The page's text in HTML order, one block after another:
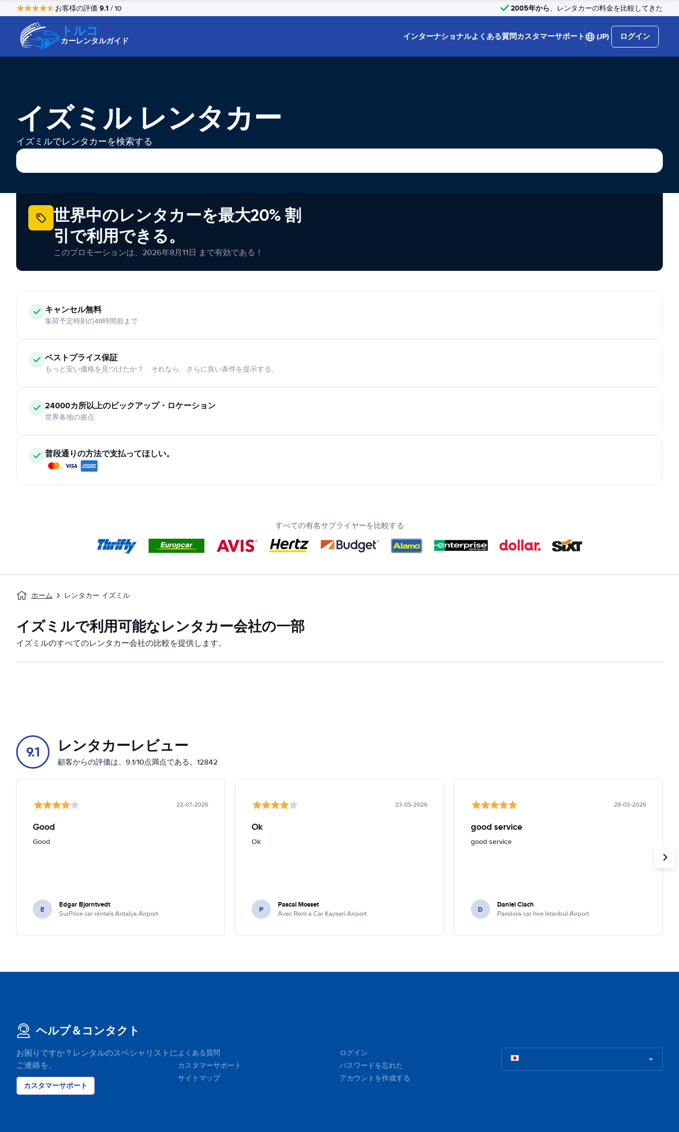
お客様の評価 9.1 / 10 2005年から、レンタカーの料金を比較してきた
トルコ
カーレンタルガイド インターナショナルよくある質問カスタマーサポート (JP) ログイン
イズミル レンタカー
イズミルでレンタカーを検索する
世界中のレンタカーを最大20% 割
引で利用できる。
このプロモーションは、2026年8月11日 まで有効である！
キャンセル無料
集荷予定時刻の48時間前まで
ベストプライス保証
もっと安い価格を見つけたか？ それなら、さらに良い条件を提示する。
24000カ所以上のピックアップ・ロケーション
世界各地の拠点
普段通りの方法で支払ってほしい。
すべての有名サプライヤーを比較する
ホーム レンタカー イズミル
イズミルで利用可能なレンタカー会社の一部
イズミルのすべてのレンタカー会社の比較を提供します。
9.1 レンタカーレビュー
顧客からの評価は、9.1/10点満点である。12842
22-07-2026
Good
Good
E Edgar Bjorntvedt
SurPrice car rentals Antalya Airport
23-05-2026
Ok
Ok
P Pascal Mosset
Avec Rent a Car Kayseri Airport
28-03-2026
good service
good service
D Daniel Ciach
Pandora car hire Istanbul Airport
ヘルプ＆コンタクト
お困りですか？レンタルのスペシャリストに
ご連絡を。
カスタマーサポート
よくある質問
カスタマーサポート
サイトマップ
ログイン
パスワードを忘れた
アカウントを作成する